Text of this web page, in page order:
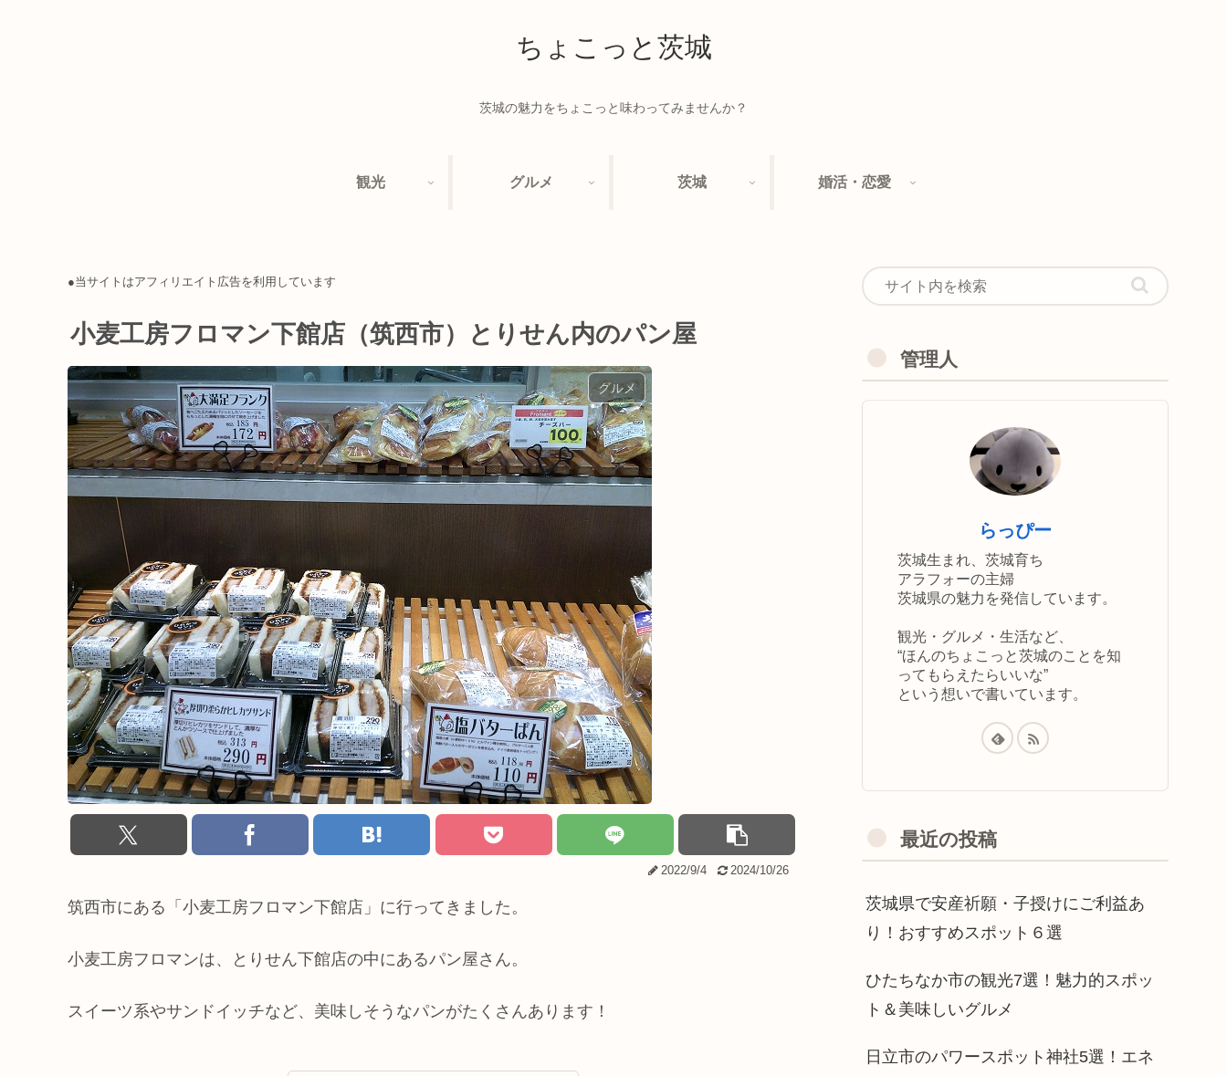
ちょこっと茨城
茨城の魅力をちょこっと味わってみませんか？
観光 グルメ 茨城 婚活・恋愛
●当サイトはアフィリエイト広告を利用しています
小麦工房フロマン下館店（筑西市）とりせん内のパン屋
グルメ
2022/9/4 2024/10/26
筑西市にある「小麦工房フロマン下館店」に行ってきました。
小麦工房フロマンは、とりせん下館店の中にあるパン屋さん。
スイーツ系やサンドイッチなど、美味しそうなパンがたくさんあります！
管理人
らっぴー
茨城生まれ、茨城育ち
アラフォーの主婦
茨城県の魅力を発信しています。
観光・グルメ・生活など、
“ほんのちょこっと茨城のことを知
ってもらえたらいいな”
という想いで書いています。
最近の投稿
茨城県で安産祈願・子授けにご利益あ
り！おすすめスポット６選
ひたちなか市の観光7選！魅力的スポッ
ト＆美味しいグルメ
日立市のパワースポット神社5選！エネ